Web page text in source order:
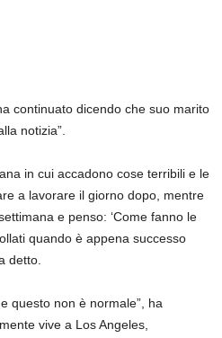
continuato dicendo che suo marito
notizia”.
in cui accadono cose terribili e le
a lavorare il giorno dopo, mentre
e penso: ‘Come fanno le
quando è appena successo
detto.
questo non è normale”, ha
vive a Los Angeles,